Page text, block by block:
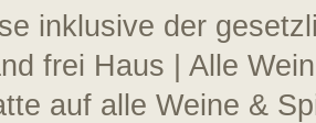
inklusive der
frei Haus | Alle
auf alle Weine &